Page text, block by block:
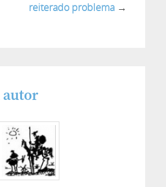
reiterado problema →
autor